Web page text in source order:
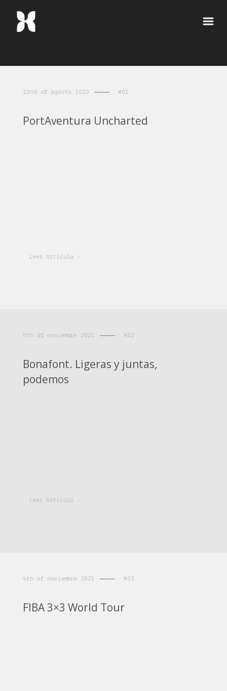
22nd of agosto 2023 #01
PortAventura Uncharted
Leer Artículo -
5th of noviembre 2021 #02
Bonafont. Ligeras y juntas,
podemos
Leer Artículo -
4th of noviembre 2021 #03
FIBA 3×3 World Tour